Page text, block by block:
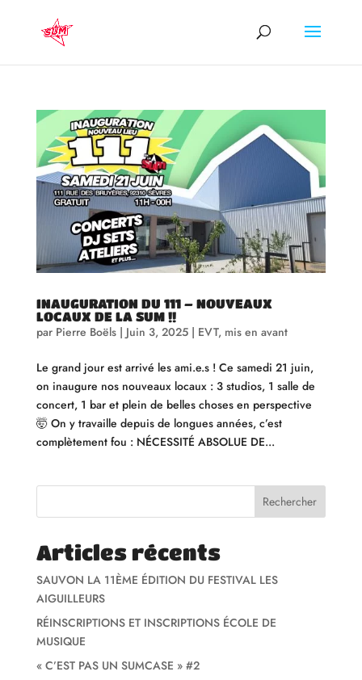
INAUGURATION DU 111 – NOUVEAUX
LOCAUX DE LA SUM !!
par Pierre Boëls| Juin 3, 2025| EVT, mis en avant
Le grand jour est arrivé les ami.e.s ! Ce samedi 21 juin,
on inaugure nos nouveaux locaux : 3 studios, 1 salle de
concert, 1 bar et plein de belles choses en perspective
🤯 On y travaille depuis de longues années, c’est
complètement fou : NÉCESSITÉ ABSOLUE DE...
Rechercher
Articles récents
SAUVON LA 11ÈME ÉDITION DU FESTIVAL LES
AIGUILLEURS
RÉINSCRIPTIONS ET INSCRIPTIONS ÉCOLE DE
MUSIQUE
« C’EST PAS UN SUMCASE » #2